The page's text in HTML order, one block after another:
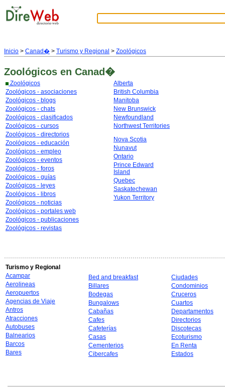
Inicio > Canad� > Turismo y Regional > Zoológicos
Zoológicos en Canad�
Zoológicos
Zoológicos - asociaciones
Zoológicos - blogs
Zoológicos - chats
Zoológicos - clasificados
Zoológicos - cursos
Zoológicos - directorios
Zoológicos - educación
Zoológicos - empleo
Zoológicos - eventos
Zoológicos - foros
Zoológicos - guías
Zoológicos - leyes
Zoológicos - libros
Zoológicos - noticias
Zoológicos - portales web
Zoológicos - publicaciones
Zoológicos - revistas
Alberta
British Columbia
Manitoba
New Brunswick
Newfoundland
Northwest Territories
Nova Scotia
Nunavut
Ontario
Prince Edward
Island
Quebec
Saskatechewan
Yukon Territory
Turismo y Regional
Acampar
Aerolineas
Aeropuertos
Agencias de Viaje
Antros
Atracciones
Autobuses
Balnearios
Barcos
Bares
Bed and breakfast
Billares
Bodegas
Bungalows
Cabañas
Cafes
Cafeterías
Casas
Cementerios
Cibercafes
Ciudades
Condominios
Cruceros
Cuartos
Departamentos
Directorios
Discotecas
Ecoturismo
En Renta
Estados